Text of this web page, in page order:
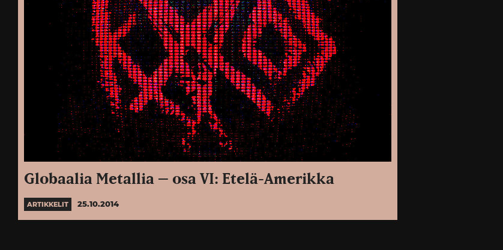
Globaalia Metallia – osa VI: Etelä-Amerikka
ARTIKKELIT 25.10.2014